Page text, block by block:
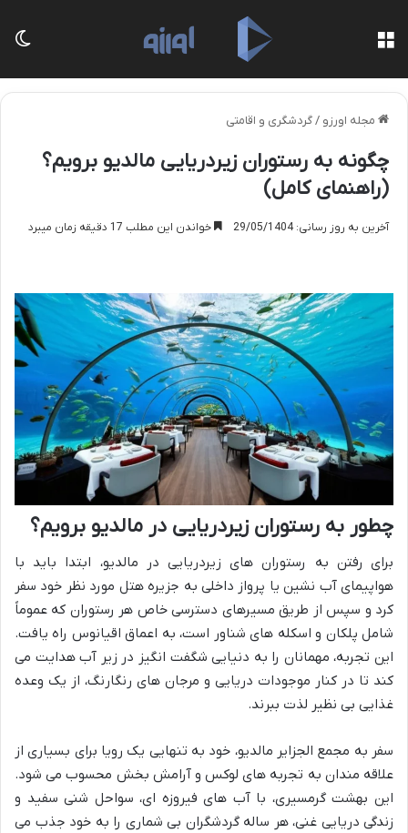
مجله اورزو /گردشگری و اقامتی
چگونه به رستوران زیردریایی مالدیو برویم؟
(راهنمای کامل)
آخرین به روز رسانی: 29/05/1404 خواندن این مطلب 17 دقیقه زمان میبرد
چطور به رستوران زیردریایی در مالدیو برویم؟
برای رفتن به رستوران های زیردریایی در مالدیو، ابتدا باید با
هواپیمای آب نشین یا پرواز داخلی به جزیره هتل مورد نظر خود سفر
کرد و سپس از طریق مسیرهای دسترسی خاص هر رستوران که عموماً
شامل پلکان و اسکله های شناور است، به اعماق اقیانوس راه یافت.
این تجربه، مهمانان را به دنیایی شگفت انگیز در زیر آب هدایت می
کند تا در کنار موجودات دریایی و مرجان های رنگارنگ، از یک وعده
غذایی بی نظیر لذت ببرند.
سفر به مجمع الجزایر مالدیو، خود به تنهایی یک رویا برای بسیاری از
علاقه مندان به تجربه های لوکس و آرامش بخش محسوب می شود.
این بهشت گرمسیری، با آب های فیروزه ای، سواحل شنی سفید و
زندگی دریایی غنی، هر ساله گردشگران بی شماری را به خود جذب می